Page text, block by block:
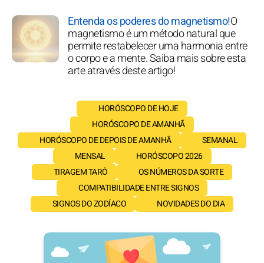
Entenda os poderes do magnetismo!O
magnetismo é um método natural que
permite restabelecer uma harmonia entre
o corpo e a mente. Saiba mais sobre esta
arte através deste artigo!
HORÓSCOPO DE HOJE
HORÓSCOPO DE AMANHÃ
HORÓSCOPO DE DEPOIS DE AMANHÃ
SEMANAL
MENSAL
HORÓSCOPO 2026
TIRAGEM TARÔ
OS NÚMEROS DA SORTE
COMPATIBILIDADE ENTRE SIGNOS
SIGNOS DO ZODÍACO
NOVIDADES DO DIA